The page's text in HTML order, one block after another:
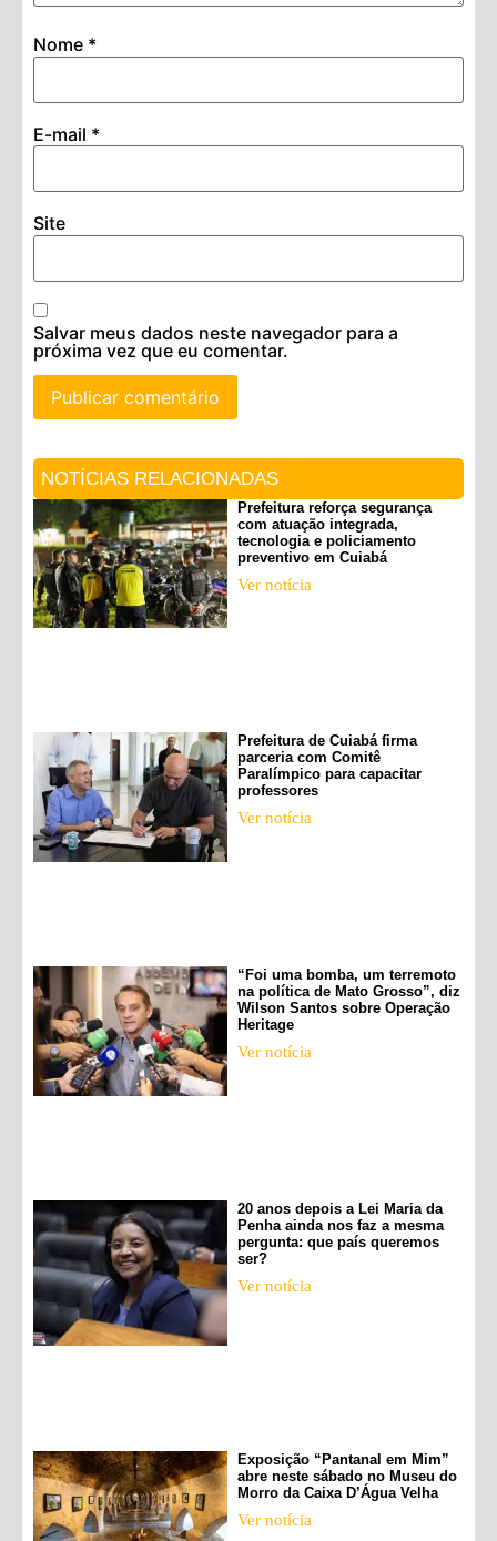
Nome *
E-mail *
Site
Salvar meus dados neste navegador para a
próxima vez que eu comentar.
NOTÍCIAS RELACIONADAS
Prefeitura reforça segurança
com atuação integrada,
tecnologia e policiamento
preventivo em Cuiabá
Ver notícia
Prefeitura de Cuiabá firma
parceria com Comitê
Paralímpico para capacitar
professores
Ver notícia
“Foi uma bomba, um terremoto
na política de Mato Grosso”, diz
Wilson Santos sobre Operação
Heritage
Ver notícia
20 anos depois a Lei Maria da
Penha ainda nos faz a mesma
pergunta: que país queremos
ser?
Ver notícia
Exposição “Pantanal em Mim”
abre neste sábado no Museu do
Morro da Caixa D’Água Velha
Ver notícia